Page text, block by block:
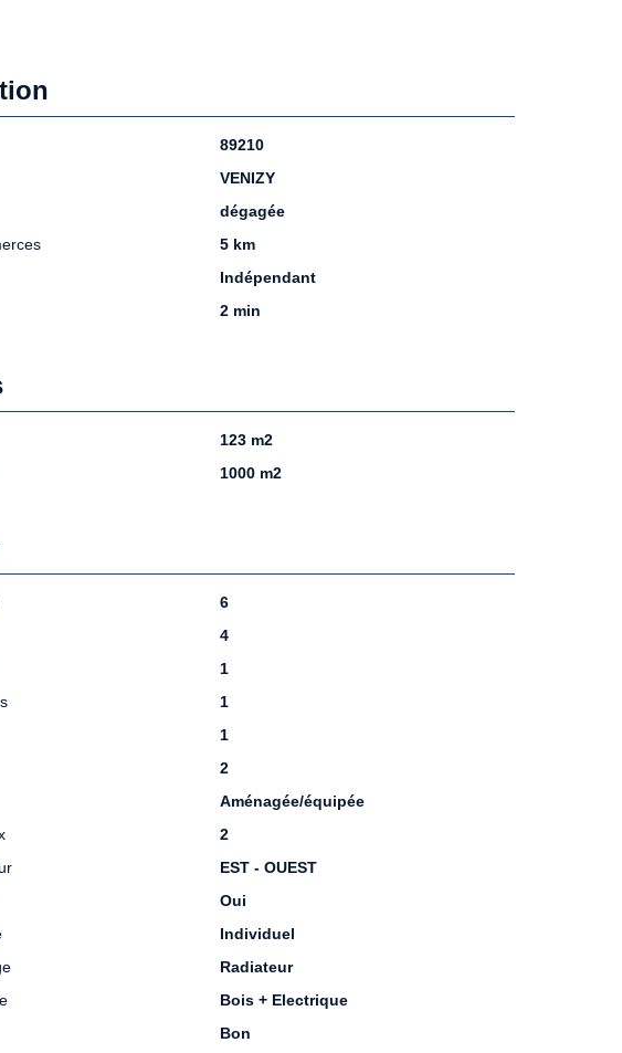
89210
VENIZY
dégagée
5 km
Indépendant
2 min
123 m2
1000 m2
6
4
1
1
1
2
Aménagée/équipée
2
EST - OUEST
Oui
Individuel
Radiateur
Bois + Electrique
Bon